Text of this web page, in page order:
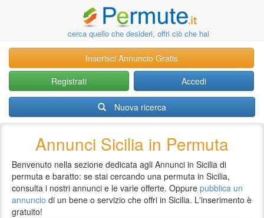
cerca quello che desideri, offri ciò che hai
Inserisci Annuncio Gratis
Registrati
Accedi
Nuova ricerca
Annunci Sicilia in Permuta
Benvenuto nella sezione dedicata agli Annunci in Sicilia di
permuta e baratto: se stai cercando una permuta in Sicilia,
consulta i nostri annunci e le varie offerte. Oppure pubblica un
annuncio di un bene o servizio che offri in Sicilia. L'inserimento è
gratuito!